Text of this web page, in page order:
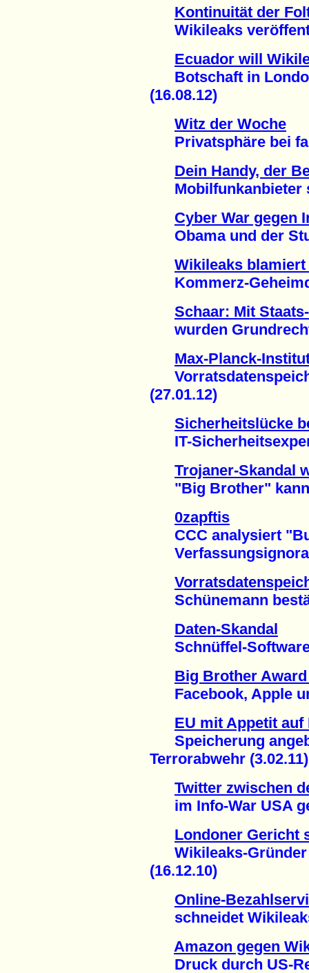
Kontinuität der
Wikileaks
Ecuador will
Botschaft in
(16.08.12)
Witz der Woche
Privatsphäre bei
Dein Handy, der
Mobilfunkanbieter
Cyber War gegen
Obama und der
Wikileaks
Kommerz-
Schaar: Mit
wurden
Max-Planck-
(27.01.12)
Sicherheitslücke
IT-
Trojaner-Skandal
"Big Brother" kann
0zapftis
CCC analysiert
Schünemann
Daten-Skandal
Schnüffel-Software
Big Brother Award
Facebook, Apple
EU mit Appetit auf
Speicherung
Terrorabwehr (3.02.11)
Twitter zwischen
im Info-War USA
Londoner Gericht
Wikileaks-Gründer
(16.12.10)
Online-
schneidet
Amazon gegen
Druck durch US-